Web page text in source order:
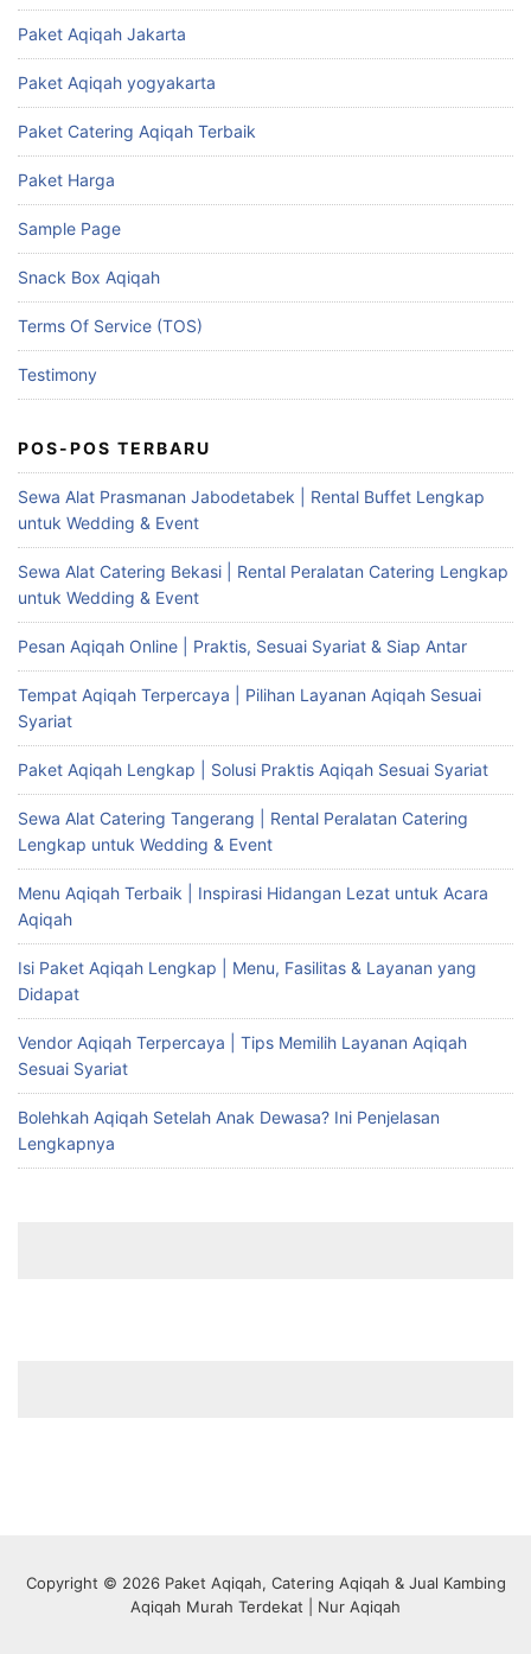
Paket Aqiqah Jakarta
Paket Aqiqah yogyakarta
Paket Catering Aqiqah Terbaik
Paket Harga
Sample Page
Snack Box Aqiqah
Terms Of Service (TOS)
Testimony
POS-POS TERBARU
Sewa Alat Prasmanan Jabodetabek | Rental Buffet Lengkap
untuk Wedding & Event
Sewa Alat Catering Bekasi | Rental Peralatan Catering Lengkap
untuk Wedding & Event
Pesan Aqiqah Online | Praktis, Sesuai Syariat & Siap Antar
Tempat Aqiqah Terpercaya | Pilihan Layanan Aqiqah Sesuai
Syariat
Paket Aqiqah Lengkap | Solusi Praktis Aqiqah Sesuai Syariat
Sewa Alat Catering Tangerang | Rental Peralatan Catering
Lengkap untuk Wedding & Event
Menu Aqiqah Terbaik | Inspirasi Hidangan Lezat untuk Acara
Aqiqah
Isi Paket Aqiqah Lengkap | Menu, Fasilitas & Layanan yang
Didapat
Vendor Aqiqah Terpercaya | Tips Memilih Layanan Aqiqah
Sesuai Syariat
Bolehkah Aqiqah Setelah Anak Dewasa? Ini Penjelasan
Lengkapnya
Copyright © 2026 Paket Aqiqah, Catering Aqiqah & Jual Kambing
Aqiqah Murah Terdekat | Nur Aqiqah